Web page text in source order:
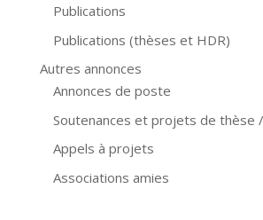
Publications
Publications (thèses et HDR)
Autres annonces
Annonces de poste
Soutenances et projets de thèse
Appels à projets
Associations amies